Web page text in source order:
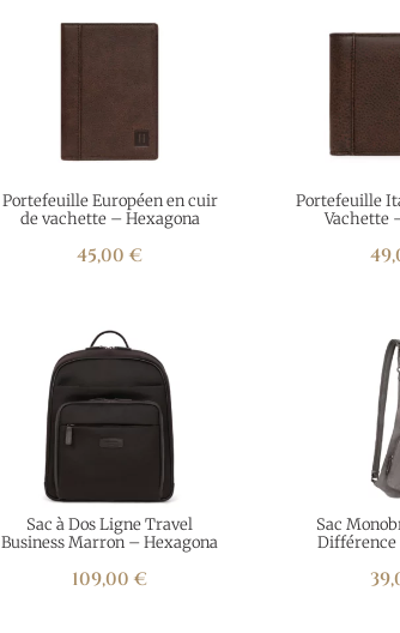
Portefeuille Européen en cuir
de vachette – Hexagona
45,00 €
Portefeuille
Vachette
Sac à Dos Ligne Travel
Business Marron – Hexagona
109,00 €
Sac
Différence